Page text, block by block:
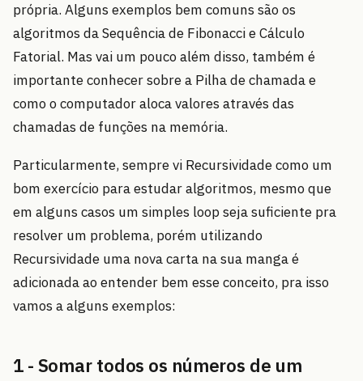
própria. Alguns exemplos bem comuns são os
algoritmos da Sequência de Fibonacci e Cálculo
Fatorial. Mas vai um pouco além disso, também é
importante conhecer sobre a Pilha de chamada e
como o computador aloca valores através das
chamadas de funções na memória.
Particularmente, sempre vi Recursividade como um
bom exercício para estudar algoritmos, mesmo que
em alguns casos um simples loop seja suficiente pra
resolver um problema, porém utilizando
Recursividade uma nova carta na sua manga é
adicionada ao entender bem esse conceito, pra isso
vamos a alguns exemplos:
1 - Somar todos os números de um